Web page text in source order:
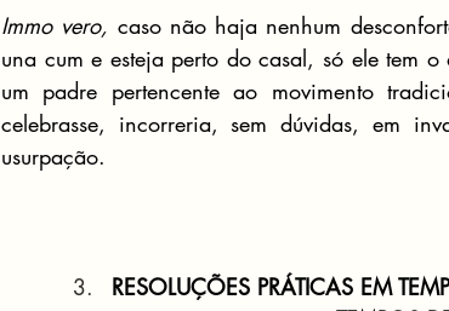
Immo vero, caso não haja nenhum
una cum e esteja perto do casal, só ele tem
um padre pertencente ao movimento
celebrasse, incorreria, sem dúvidas, em
usurpação.
RESOLUÇÕES PRÁTICAS EM